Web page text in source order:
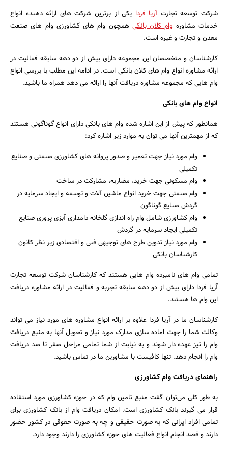
شرکت توسعه تجارتآریا فردایکی از برترین شرکت های ارائه دهنده انواع
خدمات مشاورهوام کلان بانکی همچون وام های کشاورزی وام های صنعت
معدن و تجارت و غیره است.
کارشناسان و متخصصان این مجموعه دارای بیش از دو دهه سابقه فعالیت در
ارائه مشاوره انواع وام های کلان بانکی است. در ادامه این مطلب با بررسی انواع
وام هایی که مجموعه مشاوره دریافت آنها را ارائه می دهد همراه ما باشید.
انواع وام های بانکی
همانطور که پیش از این اشاره شده وام های بانکی دارای انواع گوناگونی هستند
که از مهمترین آنها می توان به موارد زیر اشاره کرد:
وام مورد نیاز جهت تعمیر و صدور پروانه های کشاورزی صنعتی و صنایع
تکمیلی
وام مسکونی جهت خرید، مضاربه، مشارکت در ساخت
وام صنعتی جهت خرید انواع ماشین آلات و توسعه و ایجاد سرمایه در
گردش صنایع گوناگون
وام کشاورزی شامل وام راه اندازی گلخانه دامداری آبزی پروری صنایع
تکمیلی ایجاد سرمایه در گردش
وام مورد نیاز تدوین طرح های توجیهی فنی و اقتصادی زیر نظر کانون
کارشناسان بانکی
تمامی وام های نامبرده وام هایی هستند که کارشناسان شرکت توسعه تجارت
آریا فردا دارای بیش از دو دهه سابقه تجربه و فعالیت در ارائه مشاوره دریافت
این وام ها هستند.
کارشناسان ما در آریا فردا علاوه بر ارائه انواع مشاوره های مورد نیاز می تواند
وکالت شما را جهت اماده سازی مدارک مورد نیاز و تحویل آنها به منبع دریافت
وام را نیز عهده دار شوند و به نیابت از شما تمامی مراحل صفر تا صد دریافت
وام را انجام دهد. تنها کافیست با مشاورین ما در تماس باشید.
راهنمای دریافت وام کشاورزی
به طور کلی می‌توان گفت منبع تامین وام که در حوزه کشاورزی مورد استفاده
قرار می گیرند بانک کشاورزی است. امکان دریافت وام از بانک کشاورزی برای
تمامی افراد ایرانی که به صورت حقیقی و چه به صورت حقوقی در کشور حضور
دارند و قصد انجام انواع فعالیت های حوزه کشاورزی را دارند وجود دارد.